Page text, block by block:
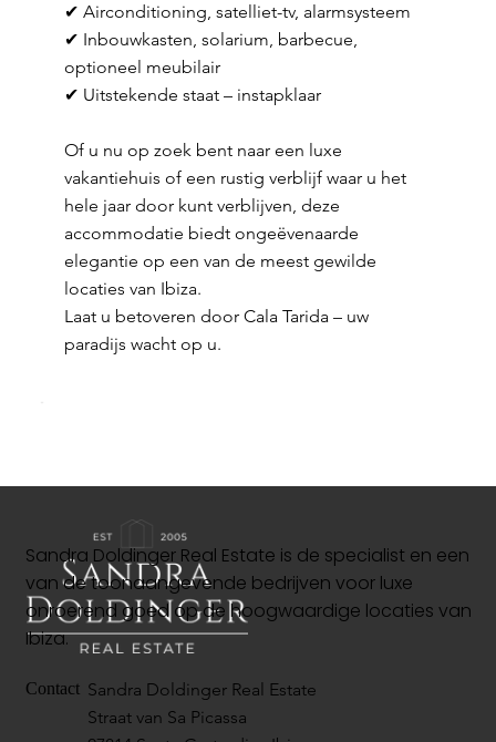
✔ Airconditioning, satelliet-tv, alarmsysteem
✔ Inbouwkasten, solarium, barbecue,
optioneel meubilair
✔ Uitstekende staat – instapklaar
Of u nu op zoek bent naar een luxe
vakantiehuis of een rustig verblijf waar u het
hele jaar door kunt verblijven, deze
accommodatie biedt ongeëvenaarde
elegantie op een van de meest gewilde
locaties van Ibiza.
Laat u betoveren door Cala Tarida – uw
paradijs wacht op u.
Sandra Doldinger Real Estate is de specialist en een
van de toonaangevende bedrijven voor luxe
onroerend goed op de hoogwaardige locaties van
Ibiza.
Contact Sandra Doldinger Real Estate
Straat van Sa Picassa